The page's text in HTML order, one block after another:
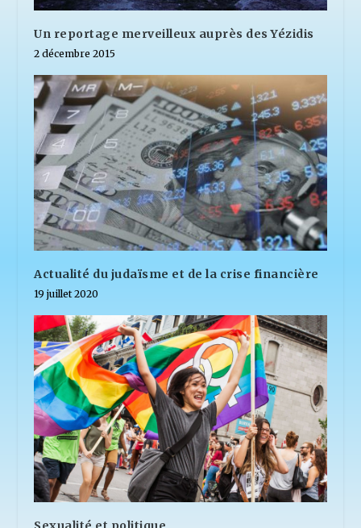
Un reportage merveilleux auprès des Yézidis
2 décembre 2015
Actualité du judaïsme et de la crise financière
19 juillet 2020